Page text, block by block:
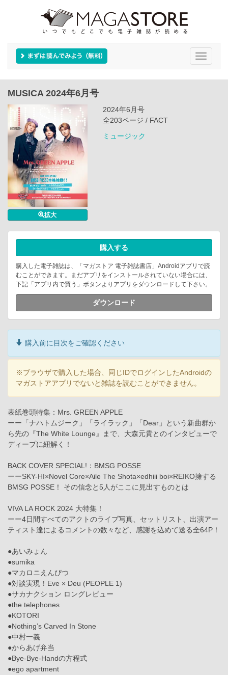
Toggle
MUSICA 2024年6月号
拡大
2024年6月号
全203ページ / FACT
ミュージック
購入する
購入した電子雑誌は、「マガストア 電子雑誌書店」Androidアプリで読
むことができます。まだアプリをインストールされていない場合には、
下記「アプリ内で買う」ボタンよりアプリをダウンロードして下さい。
ダウンロード
購入前に目次をご確認ください
※ブラウザで購入した場合、同じIDでログインしたAndroidの
マガストアアプリでないと雑誌を読むことができません。
表紙巻頭特集：Mrs. GREEN APPLE
ーー「ナハトムジーク」「ライラック」「Dear」という新曲群か
ら先の『The White Lounge』まで、大森元貴とのインタビューで
ディープに紐解く！
BACK COVER SPECIAL!：BMSG POSSE
ーーSKY-HI×Novel Core×Aile The Shota×edhiii boi×REIKO擁する
BMSG POSSE！ その信念と5人がここに見出すものとは
VIVA LA ROCK 2024 大特集！
ーー4日間すべてのアクトのライブ写真、セットリスト、出演アー
ティスト達によるコメントの数々など、感謝を込めて送る全64P！
●あいみょん
●sumika
●マカロニえんぴつ
●対談実現！Eve × Deu (PEOPLE 1)
●サカナクション ロングレビュー
●the telephones
●KOTORI
●Nothing’s Carved In Stone
●中村一義
●からあげ弁当
●Bye-Bye-Handの方程式
●ego apartment